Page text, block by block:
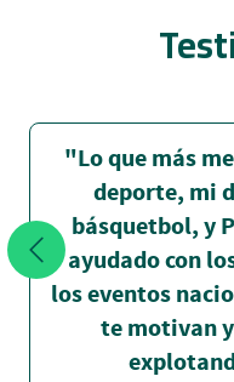
"Lo que más
deporte, mi
básquetbol, y
ayudado con
los eventos
te motivan